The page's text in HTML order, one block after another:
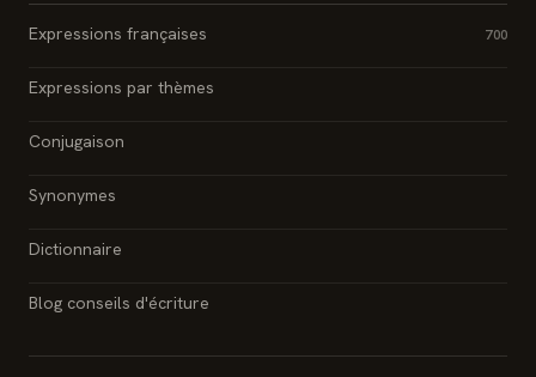
Expressions françaises 700
Expressions par thèmes
Conjugaison
Synonymes
Dictionnaire
Blog conseils d'écriture